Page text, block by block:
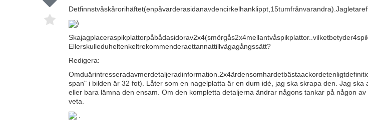
)
Ellerskulleduheltenkeltrekommenderaettannattillvägagångssätt?
Redigera:
span" i bilden är 32 fot). Låter som en nagelplatta är en dum idé, jag ska skrapa den. Jag ska
eller bara lämna den ensam. Om den kompletta detaljerna ändrar någons tankar på någon
veta.